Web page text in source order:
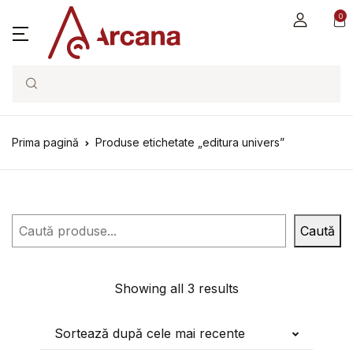
0
Search
Prima pagină Produse etichetate „editura univers”
Caută Caută
Showing all 3 results
Sortează după cele mai recente